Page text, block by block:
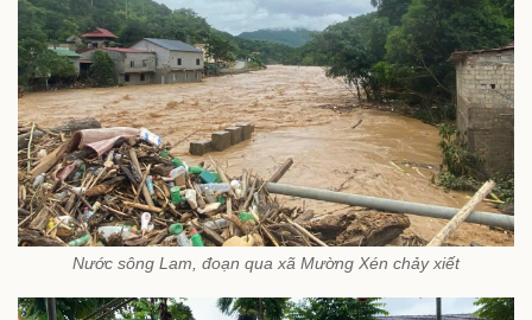
Nước sông Lam, đoạn qua xã Mường Xén chảy xiết